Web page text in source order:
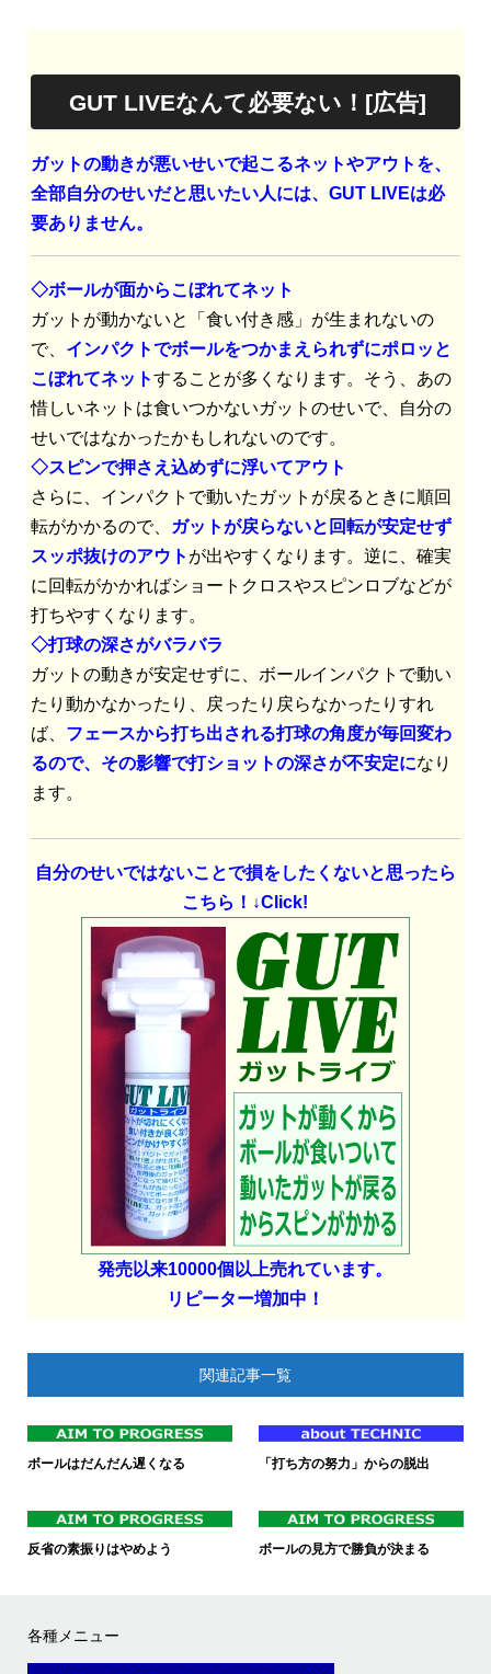
GUT LIVEなんて必要ない！[広告]
ガットの動きが悪いせいで起こるネットやアウトを、
全部自分のせいだと思いたい人には、GUT LIVEは必
要ありません。
◇ボールが面からこぼれてネット
ガットが動かないと「食い付き感」が生まれないの
で、 インパクトでボールをつかまえられずにポロッと
こぼれてネットすることが多くなります。そう、あの
惜しいネットは食いつかないガットのせいで、自分の
せいではなかったかもしれないのです。
◇スピンで押さえ込めずに浮いてアウト
さらに、インパクトで動いたガットが戻るときに順回
転がかかるので、
ガットが戻らないと回転が安定せず
スッポ抜けのアウト が出やすくなります。逆に、確実
に回転がかかればショートクロスやスピンロブなどが
打ちやすくなります。
◇打球の深さがバラバラ
ガットの動きが安定せずに、ボールインパクトで動い
たり動かなかったり、戻ったり戻らなかったりすれ
ば、 フェースから打ち出される打球の角度が毎回変わ
るので、その影響で打ショットの深さが不安定になり
ます。
自分のせいではないことで損をしたくないと思ったら
こちら！↓Click!
発売以来10000個以上売れています。
リピーター増加中！
関連記事一覧
ボールはだんだん遅くなる 「打ち方の努力」からの脱出
反省の素振りはやめよう ボールの見方で勝負が決まる
各種メニュー